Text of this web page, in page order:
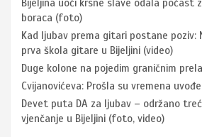
Bijeljina uoči krsne slave odala počast
boraca (foto)
Kad ljubav prema gitari postane poziv:
prva škola gitare u Bijeljini (video)
Duge kolone na pojedim graničnim
Cvijanovićeva: Prošla su vremena
Devet puta DA za ljubav – održano
vjenčanje u Bijeljini (foto, video)